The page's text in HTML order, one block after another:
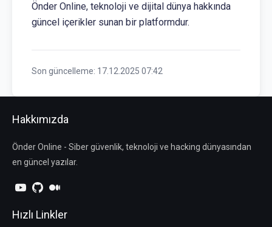
Önder Online, teknoloji ve dijital dünya hakkında
güncel içerikler sunan bir platformdur.
Son güncelleme: 17.12.2025 07:42
Hakkımızda
Önder Online - Siber güvenlik, teknoloji ve hacking dünyasından
en güncel yazılar.
Hızlı Linkler